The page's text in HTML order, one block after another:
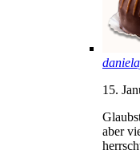
15.
aber